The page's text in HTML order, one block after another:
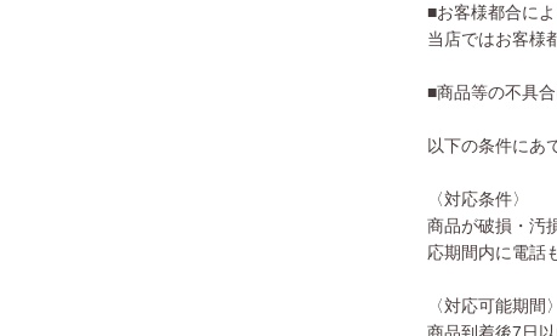
■お客様都合に
当店ではお客様
■商品等の不具
以下の条件にあ
〈対応条件〉
商品が破損・汚
応期間内に電話
〈対応可能期間〉
商品到着後7日